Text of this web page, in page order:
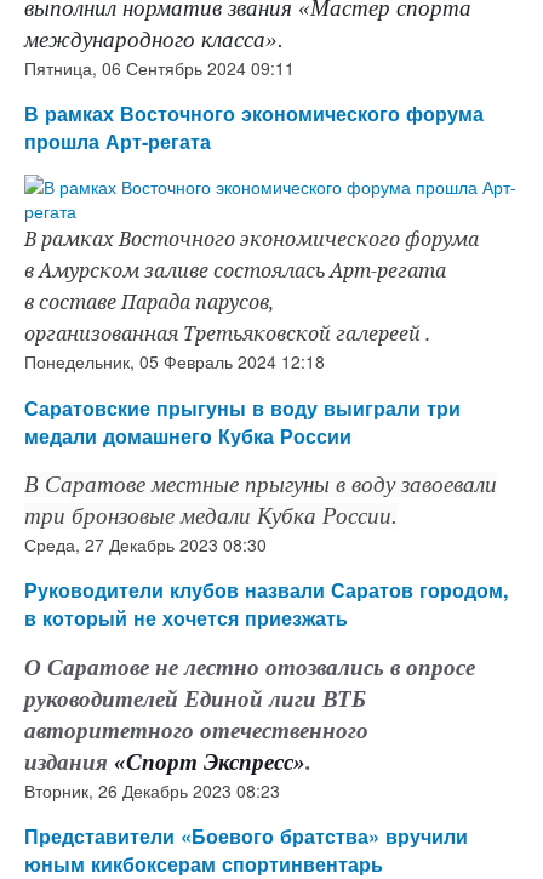
выполнил норматив звания «Мастер спорта
международного класса».
Пятница, 06 Сентябрь 2024 09:11
В рамках Восточного экономического форума
прошла Арт-регата
В рамках Восточного экономического форума
в Амурском заливе состоялась Арт-регата
в составе Парада парусов,
организованная Третьяковской галереей .
Понедельник, 05 Февраль 2024 12:18
Саратовские прыгуны в воду выиграли три
медали домашнего Кубка России
В Саратове местные прыгуны в воду завоевали
три бронзовые медали Кубка России.
Среда, 27 Декабрь 2023 08:30
Руководители клубов назвали Саратов городом,
в который не хочется приезжать
О Саратове не лестно отозвались в опросе
руководителей Единой лиги ВТБ
авторитетного отечественного
издания «Спорт Экспресс».
Вторник, 26 Декабрь 2023 08:23
Представители «Боевого братства» вручили
юным кикбоксерам спортинвентарь